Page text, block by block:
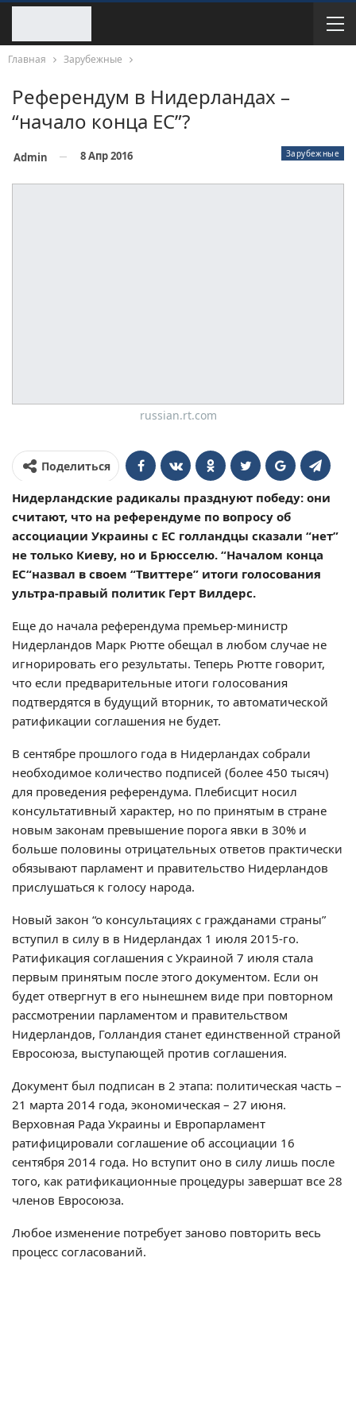
Главная Зарубежные
Референдум в Нидерландах –
“начало конца ЕС”?
Зарубежные
Admin 8 Апр 2016
russian.rt.com
Поделиться
Нидерландские радикалы празднуют победу: они
считают, что на референдуме по вопросу об
ассоциации Украины с ЕС голландцы сказали “нет”
не только Киеву, но и Брюсселю. “Началом конца
ЕС“назвал в своем “Твиттере” итоги голосования
ультра-правый политик Герт Вилдерс.
Еще до начала референдума премьер-министр
Нидерландов Марк Рютте обещал в любом случае не
игнорировать его результаты. Теперь Рютте говорит,
что если предварительные итоги голосования
подтвердятся в будущий вторник, то автоматической
ратификации соглашения не будет.
В сентябре прошлого года в Нидерландах собрали
необходимое количество подписей (более 450 тысяч)
для проведения референдума. Плебисцит носил
консультативный характер, но по принятым в стране
новым законам превышение порога явки в 30% и
больше половины отрицательных ответов практически
обязывают парламент и правительство Нидерландов
прислушаться к голосу народа.
Новый закон “о консультациях с гражданами страны”
вступил в силу в в Нидерландах 1 июля 2015-го.
Ратификация соглашения с Украиной 7 июля стала
первым принятым после этого документом. Если он
будет отвергнут в его нынешнем виде при повторном
рассмотрении парламентом и правительством
Нидерландов, Голландия станет единственной страной
Евросоюза, выступающей против соглашения.
Документ был подписан в 2 этапа: политическая часть –
21 марта 2014 года, экономическая – 27 июня.
Верховная Рада Украины и Европарламент
ратифицировали соглашение об ассоциации 16
сентября 2014 года. Но вступит оно в силу лишь после
того, как ратификационные процедуры завершат все 28
членов Евросоюза.
Любое изменение потребует заново повторить весь
процесс согласований.